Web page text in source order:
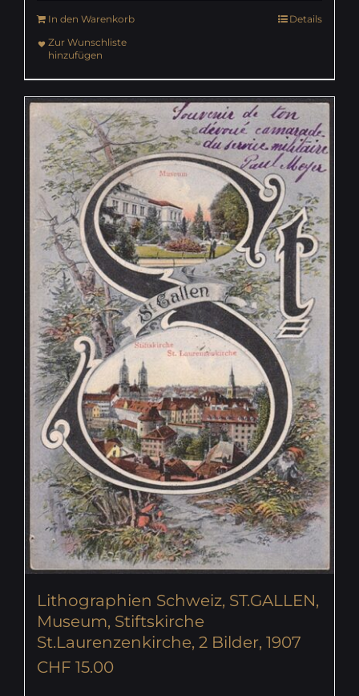
In den Warenkorb
Details
Zur Wunschliste
hinzufügen
Lithographien Schweiz, ST.GALLEN,
Museum, Stiftskirche
St.Laurenzenkirche, 2 Bilder, 1907
CHF 15.00